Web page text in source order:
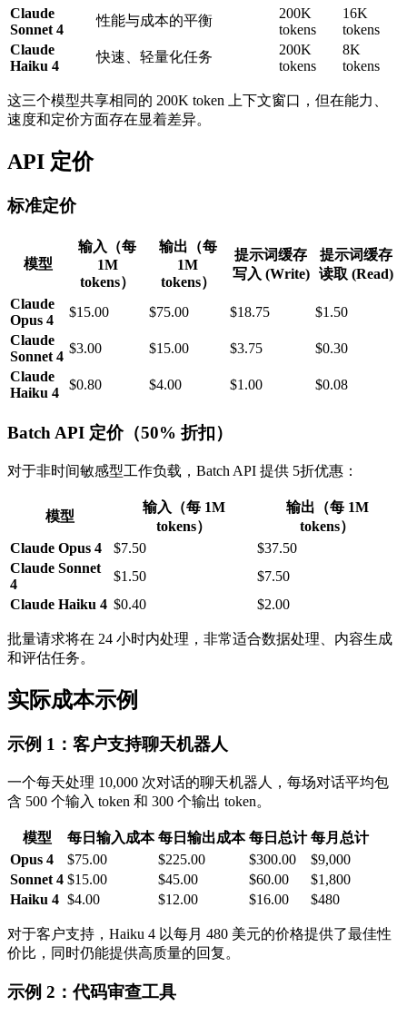
Claude
Sonnet 4
性能与成本的平衡
200K
tokens
16K
tokens
Claude
Haiku 4
快速、轻量化任务
200K
tokens
8K
tokens
这三个模型共享相同的 200K token 上下文窗口，但在能力、
速度和定价方面存在显着差异。
API 定价
标准定价
模型
输入（每
1M
tokens）
输出（每
1M
tokens）
提示词缓存
写入 (Write)
提示词缓存
读取 (Read)
Claude
Opus 4
$15.00 $75.00 $18.75
$1.50
Claude
Sonnet 4
$3.00 $15.00 $3.75
$0.30
Claude
Haiku 4
$0.80 $4.00 $1.00 $0.08
Batch API 定价（50% 折扣）
对于非时间敏感型工作负载，Batch API 提供 5折优惠：
模型
输入（每 1M
tokens）
输出（每 1M
tokens）
Claude Opus 4
$7.50
$37.50
Claude Sonnet
4
$1.50
$7.50
Claude Haiku 4 $0.40 $2.00
批量请求将在 24 小时内处理，非常适合数据处理、内容生成
和评估任务。
实际成本示例
示例 1：客户支持聊天机器人
一个每天处理 10,000 次对话的聊天机器人，每场对话平均包
含 500 个输入 token 和 300 个输出 token。
模型 每日输入成本 每日输出成本 每日总计 每月总计
Opus 4
$75.00 $225.00 $300.00
$9,000
Sonnet 4 $15.00 $45.00 $60.00
$1,800
Haiku 4 $4.00 $12.00 $16.00 $480
对于客户支持，Haiku 4 以每月 480 美元的价格提供了最佳性
价比，同时仍能提供高质量的回复。
示例 2：代码审查工具